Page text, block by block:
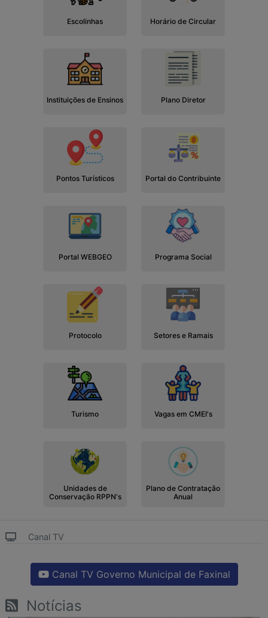
Escolinhas Horário de Circular
Instituições de Ensinos Plano Diretor
Pontos Turísticos Portal do Contribuinte
Portal WEBGEO Programa Social
Protocolo Setores e Ramais
Turismo Vagas em CMEI's
Unidades de
Conservação RPPN's
Plano de Contratação
Anual
Canal TV
Canal TV Governo Municipal de Faxinal
Notícias